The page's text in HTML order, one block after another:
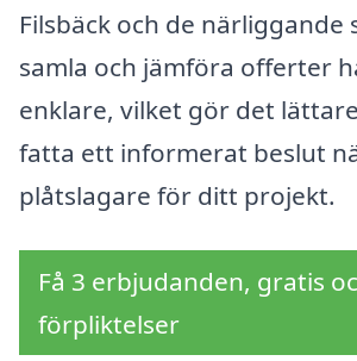
Filsbäck och de närliggande
samla och jämföra offerter
enklare, vilket gör det
fatta ett informerat beslut
plåtslagare för ditt projekt.
Få 3 erbjudanden, gratis
förpliktelser